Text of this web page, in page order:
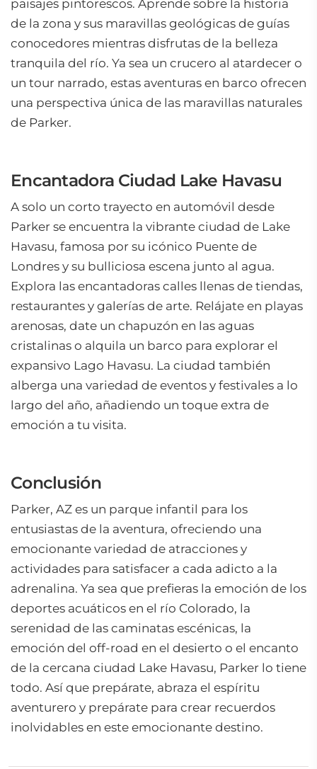
paisajes pintorescos. Aprende sobre la historia
de la zona y sus maravillas geológicas de guías
conocedores mientras disfrutas de la belleza
tranquila del río. Ya sea un crucero al atardecer o
un tour narrado, estas aventuras en barco ofrecen
una perspectiva única de las maravillas naturales
de Parker.
Encantadora Ciudad Lake Havasu
A solo un corto trayecto en automóvil desde
Parker se encuentra la vibrante ciudad de Lake
Havasu, famosa por su icónico Puente de
Londres y su bulliciosa escena junto al agua.
Explora las encantadoras calles llenas de tiendas,
restaurantes y galerías de arte. Relájate en playas
arenosas, date un chapuzón en las aguas
cristalinas o alquila un barco para explorar el
expansivo Lago Havasu. La ciudad también
alberga una variedad de eventos y festivales a lo
largo del año, añadiendo un toque extra de
emoción a tu visita.
Conclusión
Parker, AZ es un parque infantil para los
entusiastas de la aventura, ofreciendo una
emocionante variedad de atracciones y
actividades para satisfacer a cada adicto a la
adrenalina. Ya sea que prefieras la emoción de los
deportes acuáticos en el río Colorado, la
serenidad de las caminatas escénicas, la
emoción del off-road en el desierto o el encanto
de la cercana ciudad Lake Havasu, Parker lo tiene
todo. Así que prepárate, abraza el espíritu
aventurero y prepárate para crear recuerdos
inolvidables en este emocionante destino.